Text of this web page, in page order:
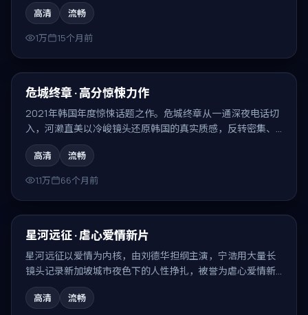
高清
流畅
1万
15个月前
精选
危城终章 · 高分惊悚力作
2021年韩国年度惊悚话题之作。危城终章从一通深夜电话切
入，河濑直美以冷峻镜头还原韩国的真实质感，反转密集、
回味无穷。
高清
流畅
1.1万
66个月前
精选
星河远征 · 虐心爱情新片
星河远征以爱情为内核，由刘德华担纲主演，宁浩用大量长
镜头记录新加坡城市夜色下的人性挣扎，被誉为虐心爱情新
片。
高清
流畅